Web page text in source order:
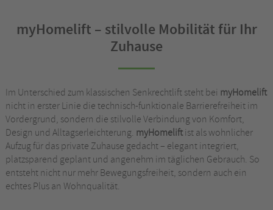
myHomelift – stilvolle Mobilität für Ihr
Zuhause
Im Unterschied zum klassischen Senkrechtlift steht bei myHomelift
nicht in erster Linie die technisch-funktionale Barrierefreiheit im
Vordergrund, sondern die stilvolle Verbindung von Komfort,
Design und Alltagserleichterung. myHomeliftist als wohnlicher
Aufzug für das private Zuhause gedacht – elegant integriert,
platzsparend geplant und angenehm im täglichen Gebrauch. So
entsteht nicht nur mehr Bewegungsfreiheit, sondern auch ein
echtes Plus an Wohnqualität.